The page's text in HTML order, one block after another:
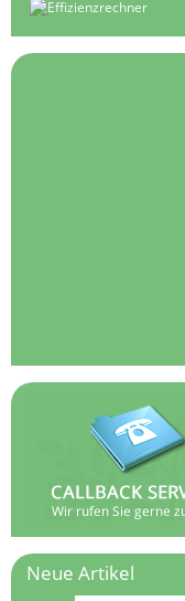
Neue Artikel